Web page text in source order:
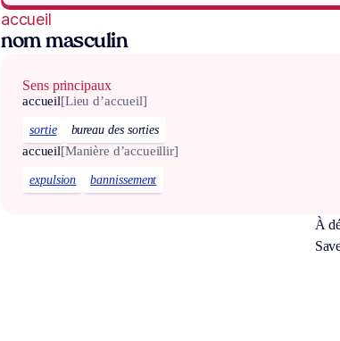
accueil
nom masculin
Sens principaux
accueil[Lieu d’accueil]
sortie bureau des sorties
accueil[Manière d’accueillir]
expulsion bannissement
À